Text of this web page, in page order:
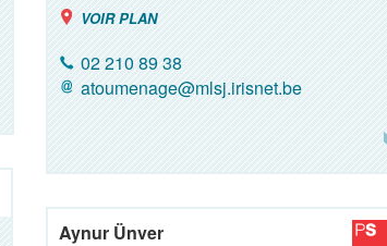
VOIR PLAN
02 210 89 38
atoumenage@mlsj.irisnet.be
Aynur Ünver